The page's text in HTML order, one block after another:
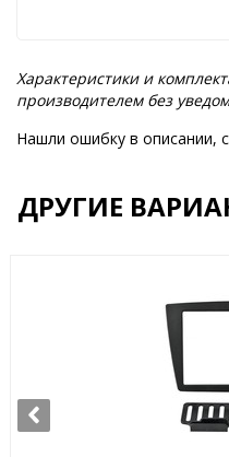
Характеристики и
производителем без
Нашли ошибку в описании,
ДРУГИЕ